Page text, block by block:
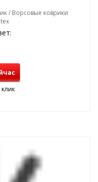
/ Ворсовые коврики
клик